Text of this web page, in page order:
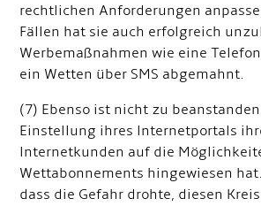
rechtlichen Anforderungen
Fällen hat sie auch erfolgreich
Werbemaßnahmen wie eine
ein Wetten über SMS abgemahnt.
(7) Ebenso ist nicht zu
Einstellung ihres lnternetportals
lnternetkunden auf die
Wettabonnements hingewiesen
dass die Gefahr drohte, diesen